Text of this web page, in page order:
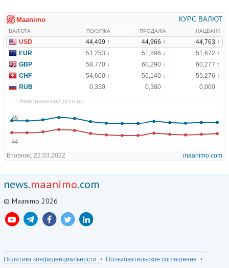
news.maanimo.com
© Maanimo 2026
Политика конфиденциальности
Пользовательское соглашение